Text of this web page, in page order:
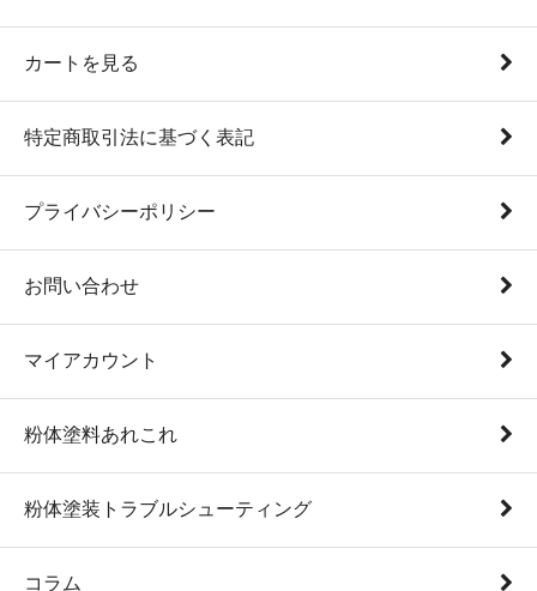
カートを見る
特定商取引法に基づく表記
プライバシーポリシー
お問い合わせ
マイアカウント
粉体塗料あれこれ
粉体塗装トラブルシューティング
コラム